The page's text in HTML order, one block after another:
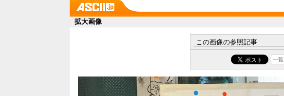
拡大画像
この画像の参照記事
一覧